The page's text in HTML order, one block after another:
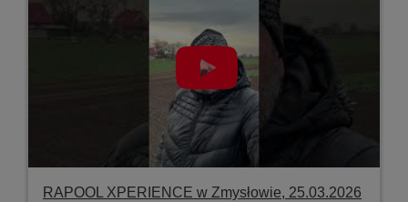
RAPOOL XPERIENCE w Zmysłowie, 25.03.2026